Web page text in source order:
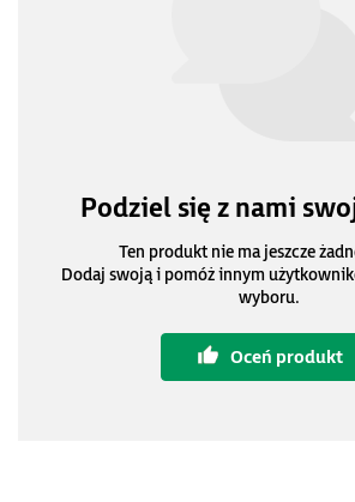
Podziel się z nami
Ten produkt nie ma jeszcze
Dodaj swoją i pomóż innym
wyboru.
Oceń produkt